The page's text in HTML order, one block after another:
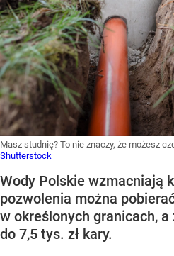
Masz studnię? To nie znaczy, że możesz
Shutterstock
Wody Polskie wzmacniają
pozwolenia można
w określonych granicach,
do 7,5 tys. zł kary.